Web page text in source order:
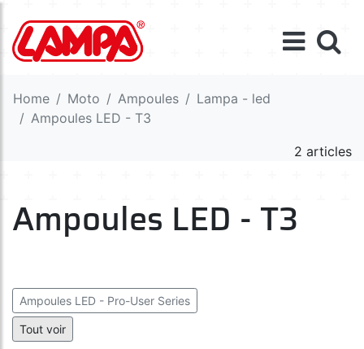
Home Moto Ampoules
Lampa - led
Ampoules LED - T3
2 articles
Ampoules LED - T3
Ampoules LED - Pro-User Series
Ampoules LED - Ultra-Lumen Series
Tout voir